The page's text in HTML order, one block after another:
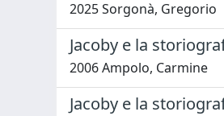
2025 Sorgonà, Gregorio
Jacoby e la
2006 Ampolo, Carmine
Jacoby e la